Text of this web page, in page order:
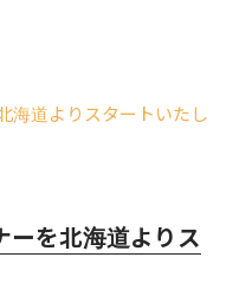
ーを北海道よりス